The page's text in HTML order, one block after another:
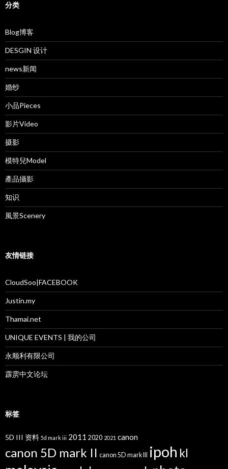
分类
Blog博客
DESGIN 设计
news新闻
婚纱
小品Pieces
影片Video
摄影
模特兒Model
產品攝影
知识
風景Scenery
友情链接
CloudSoo|FACEBOOK
Justin.my
Thamai.net
UNIQUE EVENTS | 我的公司
永顺利有限公司
霹雳中文论坛
标签
5D III 资料 5d mark iii 2011 2020 2021 canon
canon 5D mark II canon 5D mark III ipoh kl